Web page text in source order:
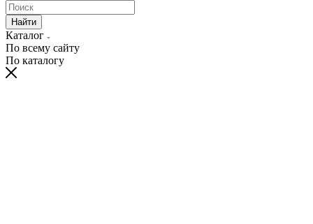
Найти
Каталог
По всему сайту
По каталогу